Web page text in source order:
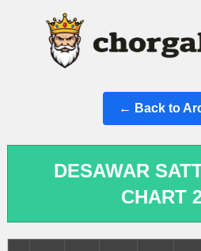
← Back to
DESAWAR
CHART